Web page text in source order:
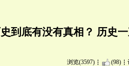
到底有没有真相？ 历史
浏览(3597) (98)